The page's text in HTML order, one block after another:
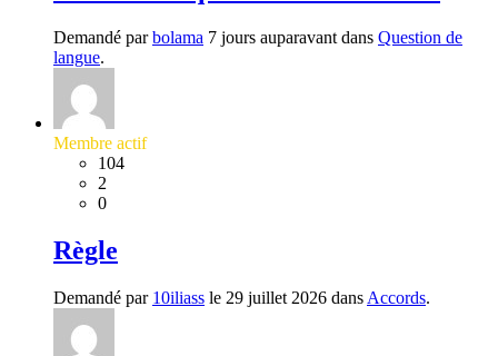
Demandé parbolama 7 jours auparavant dans Question de
langue.
Membre actif
104
2
0
Règle
Demandé par 10iliass le 29 juillet 2026 dans Accords.